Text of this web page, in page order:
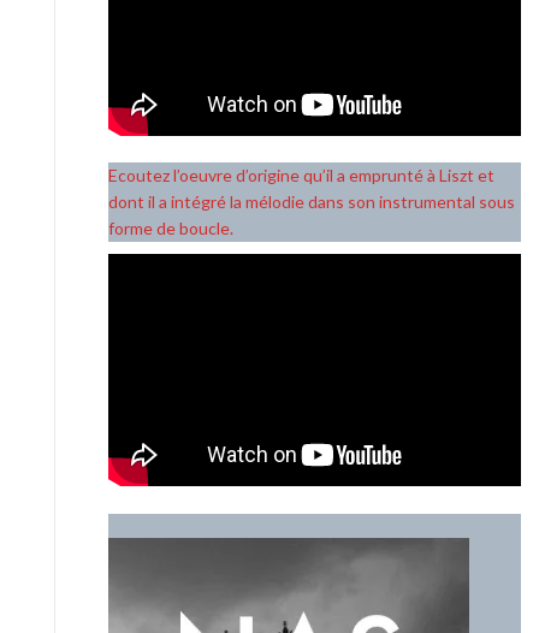
Ecoutez l’oeuvre d’origine qu’il a emprunté à Liszt et
dont il a intégré la mélodie dans son instrumental sous
forme de boucle.